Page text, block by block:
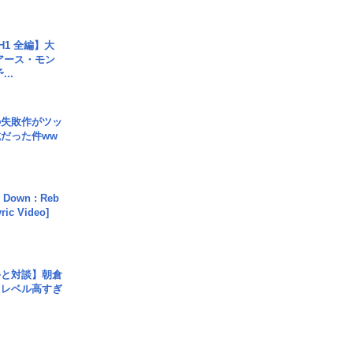
全編】大
ース・モン
...
失敗作がツッ
った件ww
Down : Reb
Video]
と対談】朝倉
ベル高すぎ